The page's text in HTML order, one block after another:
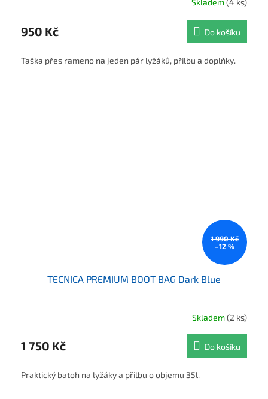
Skladem(4 ks)
950 Kč Do košíku
Taška přes rameno na jeden pár lyžáků, přilbu a doplňky.
1 990 Kč
–12 %
TECNICA PREMIUM BOOT BAG Dark Blue
Skladem(2 ks)
1 750 Kč Do košíku
Praktický batoh na lyžáky a přilbu o objemu 35l.